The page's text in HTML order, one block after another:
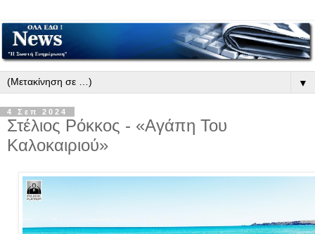
▼
4 Σεπ 2024
Στέλιος Ρόκκος - «Αγάπη Του
Καλοκαιριού»